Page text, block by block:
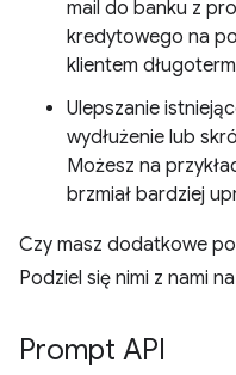
mail do banku z
kredytowego na
klientem
Ulepszanie
wydłużenie lub
Możesz na
brzmiał bardziej
Czy masz dodatkowe
Podziel się nimi z nami na
Prompt API